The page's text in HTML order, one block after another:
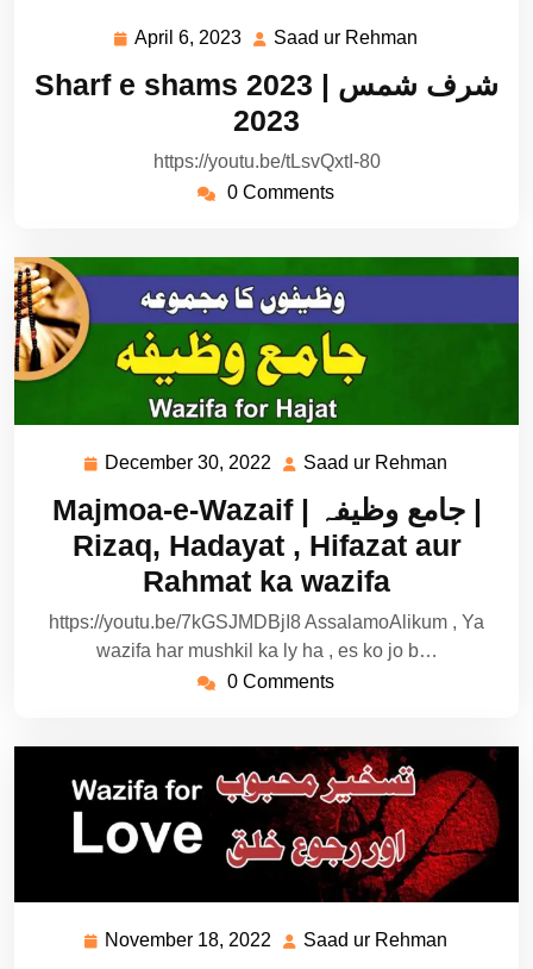
April 6, 2023 April
2023
Saad ur Rehman
Rehman
Sharf e shams 2023 | شرف شمس
2023
https://youtu.be/tLsvQxtI-80
0 Comments
December 30, 2022 December
2022
Saad ur Rehman
Rehman
Majmoa-e-Wazaif | جامع وظیفہ |
Rizaq, Hadayat , Hifazat aur
Rahmat ka wazifa
https://youtu.be/7kGSJMDBjI8 AssalamoAlikum , Ya
wazifa har mushkil ka ly ha , es ko jo b…
0 Comments
November 18, 2022 November
Saad ur Rehman